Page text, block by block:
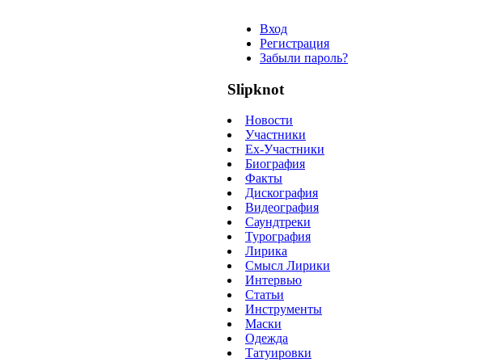
Вход
Регистрация
Забыли пароль?
Slipknot
Новости
Участники
Ex-Участники
Биография
Факты
Дискография
Видеография
Саундтреки
Турография
Лирика
Смысл Лирики
Интервью
Статьи
Инструменты
Маски
Одежда
Татуировки